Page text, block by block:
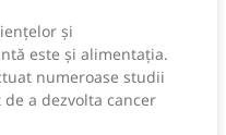
şi
este şi alimentația.
numeroase studii
a dezvolta cancer